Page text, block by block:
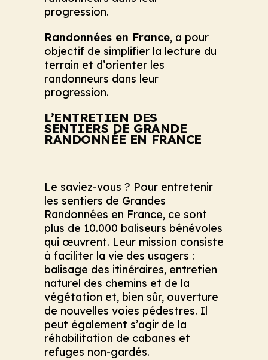
progression.
Randonnées en France, a pour
objectif de simplifier la lecture du
terrain et d’orienter les
randonneurs dans leur
progression.
L’ENTRETIEN DES
SENTIERS DE GRANDE
RANDONNÉE EN FRANCE
Le saviez-vous ? Pour entretenir
les sentiers de Grandes
Randonnées en France, ce sont
plus de 10.000 baliseurs bénévoles
qui œuvrent. Leur mission consiste
à faciliter la vie des usagers :
balisage des itinéraires, entretien
naturel des chemins et de la
végétation et, bien sûr, ouverture
de nouvelles voies pédestres. Il
peut également s’agir de la
réhabilitation de cabanes et
refuges non-gardés.